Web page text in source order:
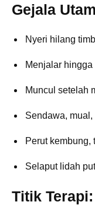
Gejala
Nyeri hilang
Menjalar
Muncul setelah
Sendawa,
Perut kembung,
Selaput lidah
Titik Terapi: